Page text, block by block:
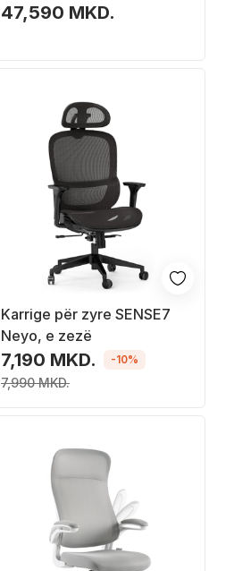
shpinë e lartë, e zezë
47,590 MKD.
Karrige për zyre SENSE7
Neyo, e zezë
7,190 MKD.
7,990 MKD.
-10%